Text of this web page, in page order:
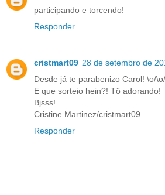
participando e torcendo!
Responder
cristmart09 28 de setembro de
Desde já te parabenizo Carol! \o/\o/
E que sorteio hein?! Tô adorando!
Bjsss!
Cristine Martinez/cristmart09
Responder